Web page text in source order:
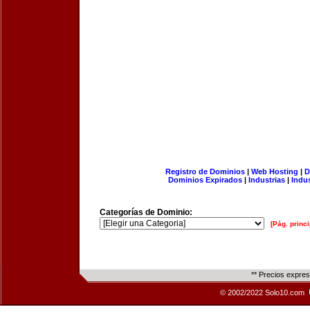
Registro de Dominios| Web Hosting |
Dominios Expirados | Industrias |
Categorías de Dominio:
[Pág.
** Precios
© 2002/2022 Solo10.com